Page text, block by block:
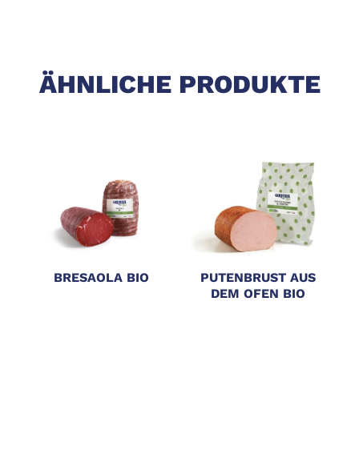
ÄHNLICHE PRODUKTE
BRESAOLA BIO
PUTENBRUST AUS
DEM OFEN BIO